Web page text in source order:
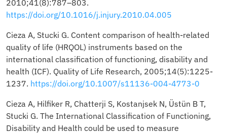
2010;41(8):787–803.
https://doi.org/10.1016/j.injury.2010.04.005
Cieza A, Stucki G. Content comparison of health-related
quality of life (HRQOL) instruments based on the
international classification of functioning, disability and
health (ICF). Quality of Life Research, 2005;14(5):1225-
1237. https://doi.org/10.1007/s11136-004-4773-0
Cieza A, Hilfiker R, Chatterji S, Kostanjsek N, Üstün B T,
Stucki G. The International Classification of Functioning,
Disability and Health could be used to measure